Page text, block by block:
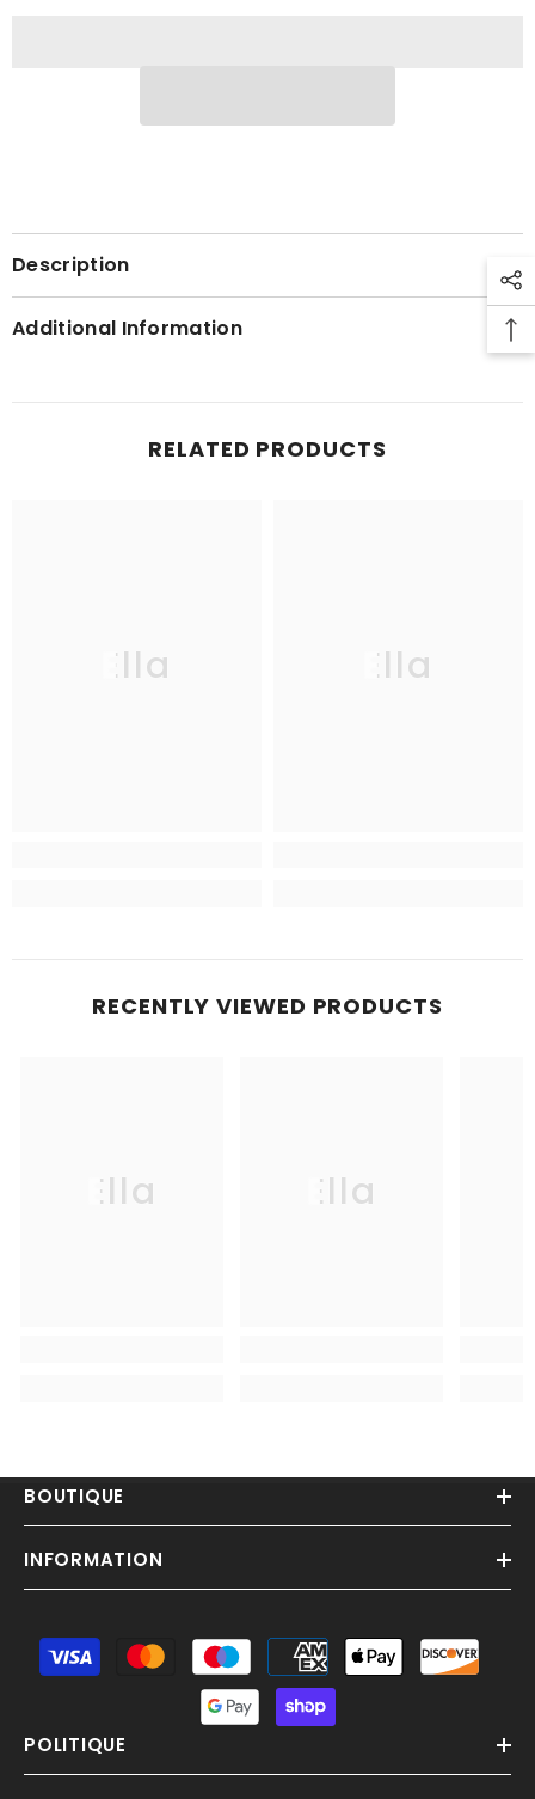
Description
Additional Information
RELATED PRODUCTS
Ella Ella
RECENTLY VIEWED PRODUCTS
Ella Ella
BOUTIQUE
INFORMATION
Moyens
de
POLITIQUE